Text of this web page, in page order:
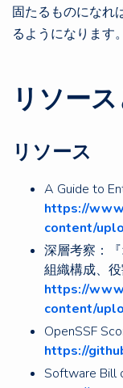
固たるものになれ
るようになります。
リソー
リソース
A Guide to
https://
content/
深層考察：
組織構成、
https://
content/
OpenSSF
https://
Software Bill